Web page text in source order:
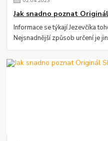
Jak snadno poznat
Informace se týkají Jezevčíka
Nejsnadnější způsob určení je